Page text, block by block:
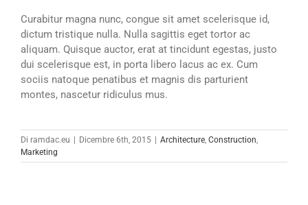
Curabitur magna nunc, congue sit amet scelerisque id,
dictum tristique nulla. Nulla sagittis eget tortor ac
aliquam. Quisque auctor, erat at tincidunt egestas, justo
dui scelerisque est, in porta libero lacus ac ex. Cum
sociis natoque penatibus et magnis dis parturient
montes, nascetur ridiculus mus.
Di ramdac.eu | Dicembre 6th, 2015 | Architecture Construction
Marketing